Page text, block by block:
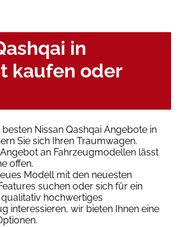
in
kaufen oder
besten Nissan Qashqai Angebote in
Sie sich Ihren Traumwagen.
an Fahrzeugmodellen lässt
offen.
Modell mit den neuesten
suchen oder sich für ein
hochwertiges
interessieren, wir bieten Ihnen eine